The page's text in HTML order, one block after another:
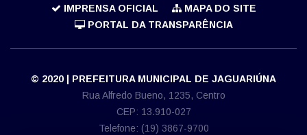
IMPRENSA OFICIAL
MAPA DO SITE
PORTAL DA TRANSPARÊNCIA
© 2020 | PREFEITURA MUNICIPAL DE JAGUARIÚNA
Rua Alfredo Bueno, 1235, Centro
CEP: 13.910-027
Telefone: (19) 3867-9700